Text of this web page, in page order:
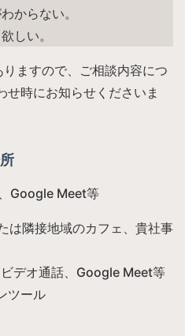
からない。
しい。
ますので、ご相談内容につ
せ時にお知らせくださいま
Google Meet等
は隣接地域のカフェ、貴社事
デオ通話、Google Meet等
ツール